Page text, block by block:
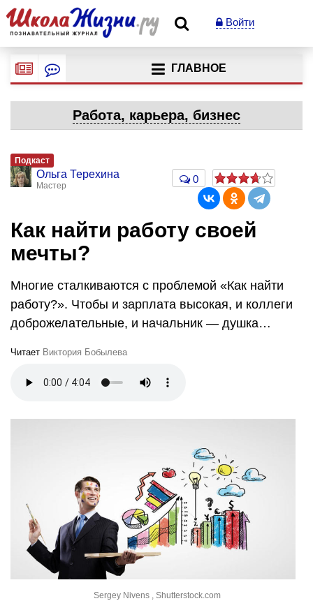
Войти
ГЛАВНОЕ
Работа, карьера, бизнес
Подкаст
Ольга Терехина
Мастер
0
Как найти работу своей
мечты?
Многие сталкиваются с проблемой «Как найти
работу?». Чтобы и зарплата высокая, и коллеги
доброжелательные, и начальник — душка…
Читает Виктория Бобылева
Sergey Nivens , Shutterstock.com